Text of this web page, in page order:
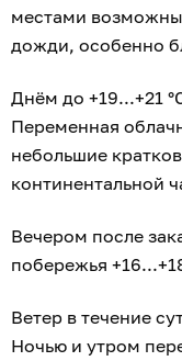
местами
дожди, особенно
Днём до +19...+21
Переменная
небольшие
континентальной
Вечером после
побережья
Ветер в течение
Ночью и утром